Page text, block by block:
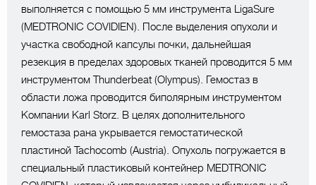
выполняется с помощью 5 мм инструмента LigaSure
(MEDTRONIC COVIDIEN). После выделения опухоли и
участка свободной капсулы почки, дальнейшая
резекция в пределах здоровых тканей проводится 5 мм
инструментом Thunderbeat (Olympus). Гемостаз в
области ложа проводится биполярным инструментом
Компании Karl Storz. В целях дополнительного
гемостаза рана укрывается гемостатической
пластиной Tachocomb (Austria). Опухоль погружается в
специальный пластиковый контейнер MEDTRONIC